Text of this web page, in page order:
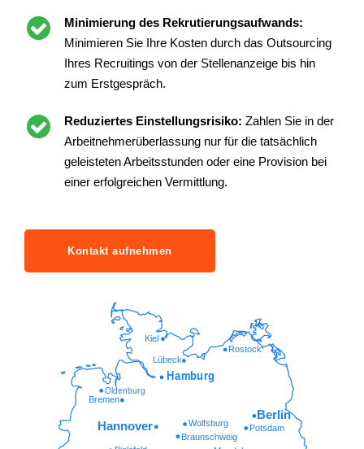
Minimierung des Rekrutierungsaufwands:
Minimieren Sie Ihre Kosten durch das Outsourcing
Ihres Recruitings von der Stellenanzeige bis hin
zum Erstgespräch.
Reduziertes Einstellungsrisiko: Zahlen Sie in der
Arbeitnehmerüberlassung nur für die tatsächlich
geleisteten Arbeitsstunden oder eine Provision bei
einer erfolgreichen Vermittlung.
Kontakt aufnehmen
Braunschweig
Potsdam
Wolfsburg
Oldenburg
Lübeck
Rostock
Kiel
Hannover
Berlin
Bremen
Hamburg